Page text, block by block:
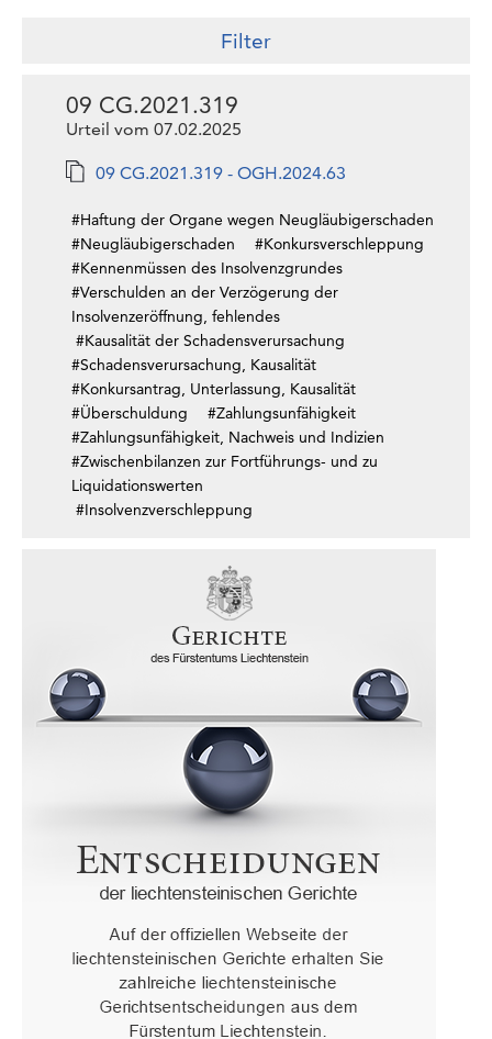
Filter
09 CG.2021.319
Urteil vom 07.02.2025
09 CG.2021.319 - OGH.2024.63
#Haftung der Organe wegen Neugläubigerschaden
#Neugläubigerschaden
#Konkursverschleppung
#Kennenmüssen des Insolvenzgrundes
#Verschulden an der Verzögerung der
Insolvenzeröffnung, fehlendes
#Kausalität der Schadensverursachung
#Schadensverursachung, Kausalität
#Konkursantrag, Unterlassung, Kausalität
#Überschuldung
#Zahlungsunfähigkeit
#Zahlungsunfähigkeit, Nachweis und Indizien
#Zwischenbilanzen zur Fortführungs- und zu
Liquidationswerten
#Insolvenzverschleppung